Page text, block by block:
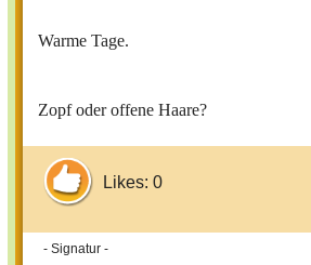
Warme Tage.
Zopf oder offene Haare?
Likes: 0
- Signatur -